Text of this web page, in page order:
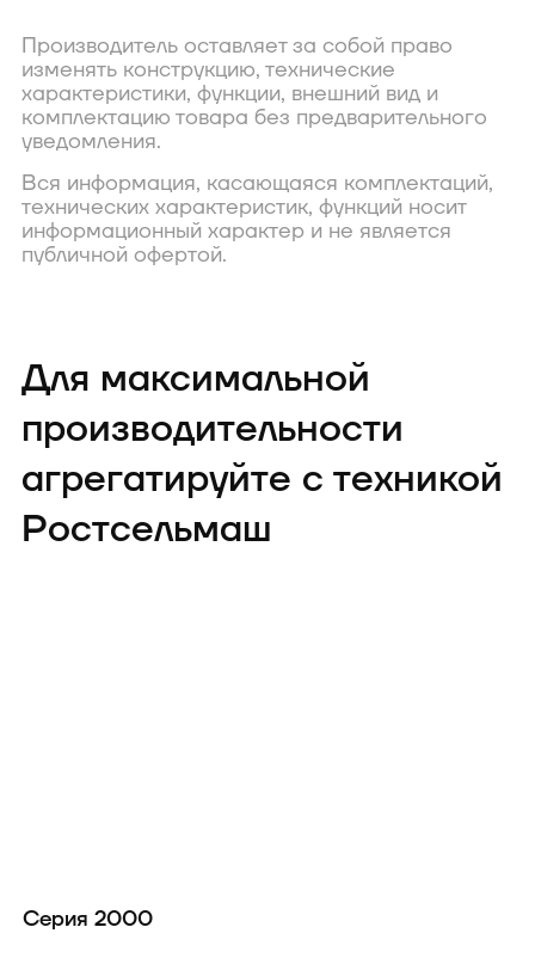
Производитель оставляет за собой право
изменять конструкцию, технические
характеристики, функции, внешний вид и
комплектацию товара без предварительного
уведомления.
Вся информация, касающаяся комплектаций,
технических характеристик, функций носит
информационный характер и не является
публичной офертой.
Для максимальной
производительности
агрегатируйте с техникой
Ростсельмаш
Серия 2000